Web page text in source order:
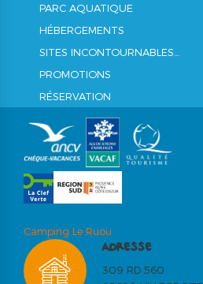
PARC AQUATIQUE
HÉBERGEMENTS
SITES INCONTOURNABLES…
PROMOTIONS
RÉSERVATION
Camping Le Ruou
ADRESSE
309 RD 560